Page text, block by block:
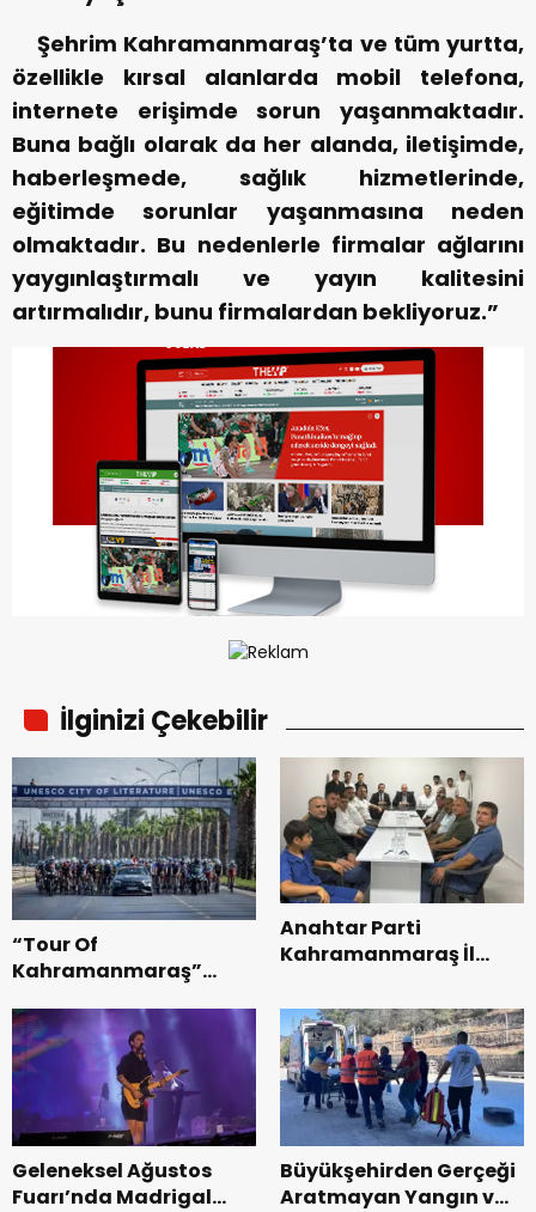
Şehrim Kahramanmaraş’ta ve tüm yurtta,
özellikle kırsal alanlarda mobil telefona,
internete erişimde sorun yaşanmaktadır.
Buna bağlı olarak da her alanda, iletişimde,
haberleşmede, sağlık hizmetlerinde,
eğitimde sorunlar yaşanmasına neden
olmaktadır. Bu nedenlerle firmalar ağlarını
yaygınlaştırmalı ve yayın kalitesini
artırmalıdır, bunu firmalardan bekliyoruz.”
İlginizi Çekebilir
“Tour Of
Kahramanmaraş”
Bisikleti Turnuvası
Tamamlandı.
Anahtar Parti
Kahramanmaraş İl
Teşkilatı ile buluştu.
Geleneksel Ağustos
Fuarı’nda Madrigal
Büyükşehirden Gerçeği
Aratmayan Yangın ve